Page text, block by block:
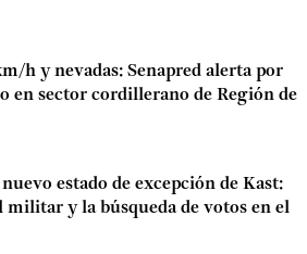
h y nevadas: Senapred alerta por
en sector cordillerano de Región de
estado de excepción de Kast:
militar y la búsqueda de votos en el